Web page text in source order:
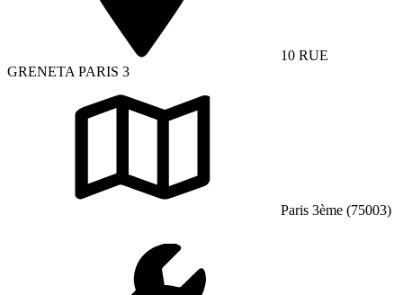
10 RUE
GRENETA PARIS 3
Paris 3ème (75003)